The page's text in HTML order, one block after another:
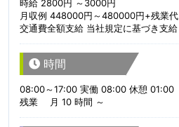
時給 2800円 ～3000円
月収例 448000円～480000円+残業代
交通費全額支給 当社規定に基づき支給
時間
08:00～17:00 実働 08:00 休憩 01:00
残業 月 10 時間 ～